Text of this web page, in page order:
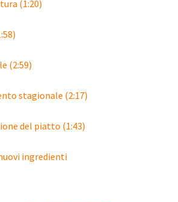
(1:20)
(2:59)
stagionale (2:17)
del piatto (1:43)
ingredienti